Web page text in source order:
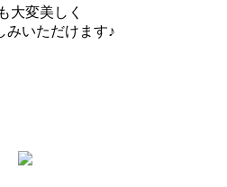
大変美しく
みいただけます♪